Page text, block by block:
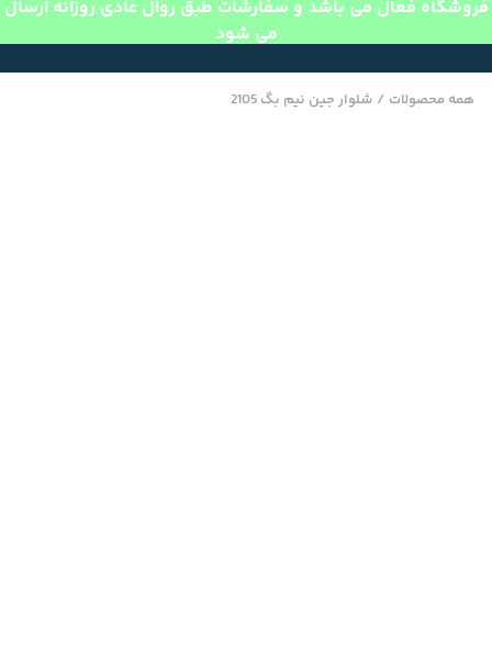
فروشگاه فعال می باشد و سفارشات طبق روال عادی روزانه ارسال
می شود
همه محصولات / شلوار جین نیم بگ 2105